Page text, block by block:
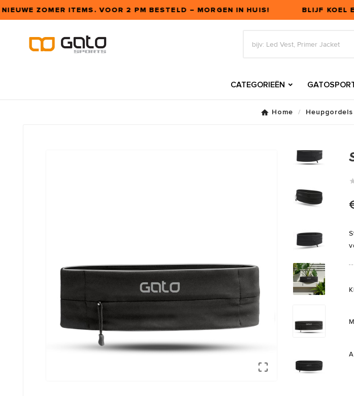
ZOMER ITEMS. VOOR 2 PM BESTELD – MORGEN IN HUIS! BLIJF KOEL
CATEGORIEËN
Home Heupgordels
  